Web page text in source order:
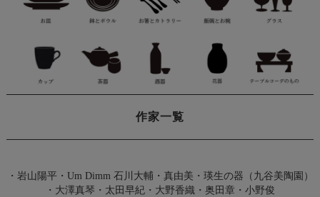
作家一覧
・ 岩山陽平・ Um Dimm 石川大輔・真由美 ・ 瑛生の器（九谷美陶園）
・ 大澤真琴 ・ 太田早紀 ・ 大野香織 ・ 奥田章 ・ 小野俊